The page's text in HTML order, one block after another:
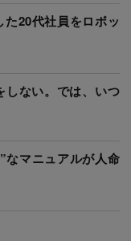
20代社員をロボッ
しない。では、いつ
なマニュアルが人命